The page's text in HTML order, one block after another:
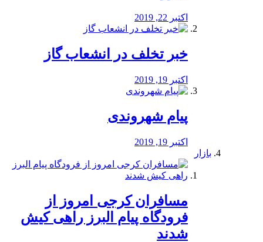
اکتبر 22, 2019
خبر تخلف در انشعاب گاز
اکتبر 19, 2019
پیام شهروندی
اکتبر 19, 2019
بازار
مسافران کرجی امروز از
فرودگاه پیام البرز راهی کیش
شدند